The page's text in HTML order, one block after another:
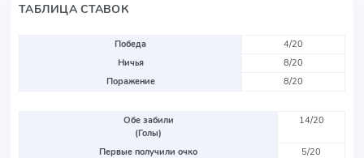
ТАБЛИЦА СТАВОК
Победа
4/20
Ничья
8/20
Поражение
8/20
Обе забили
(Голы)
14/20
Первые получили очко
5/20